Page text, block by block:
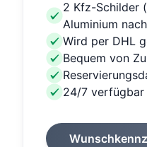
2 Kfz-Schilder
Aluminium
Wird per DHL
Bequem von
24/7 verfügbar